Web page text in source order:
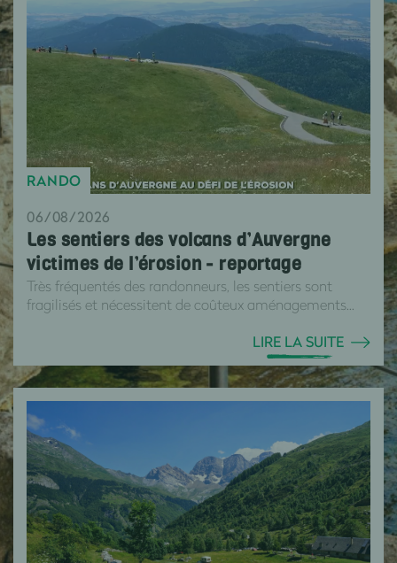
RANDO
06/08/2026
Les sentiers des volcans d’Auvergne
victimes de l’érosion - reportage
Très fréquentés des randonneurs, les sentiers sont
fragilisés et nécessitent de coûteux aménagements...
LIRE LA SUITE